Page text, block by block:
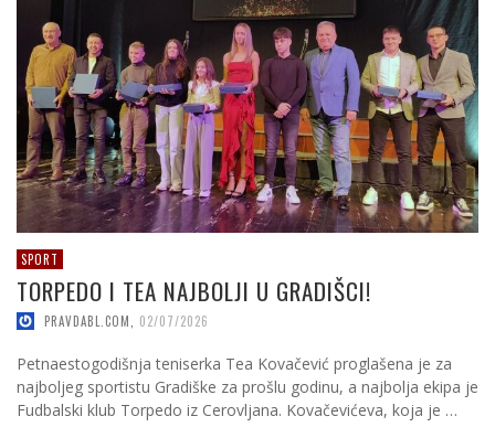
SPORT
TORPEDO I TEA NAJBOLJI U GRADIŠCI!
PRAVDABL.COM 02/07/2026
Petnaestogodišnja teniserka Tea Kovačević proglašena je za
najboljeg sportistu Gradiške za prošlu godinu, a najbolja ekipa je
Fudbalski klub Torpedo iz Cerovljana. Kovačevićeva, koja je …